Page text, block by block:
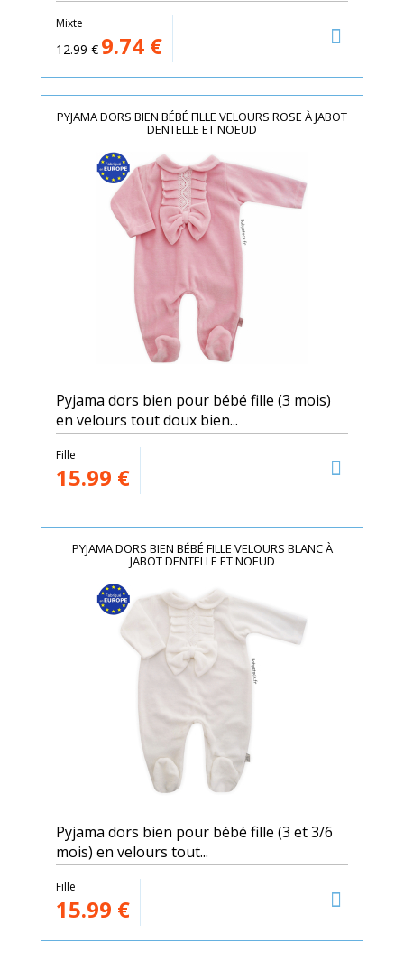
Mixte
12.99 € 9.74 €
PYJAMA DORS BIEN BÉBÉ FILLE VELOURS ROSE À JABOT
DENTELLE ET NOEUD
Pyjama dors bien pour bébé fille (3 mois)
en velours tout doux bien...
Fille
15.99 €
PYJAMA DORS BIEN BÉBÉ FILLE VELOURS BLANC À
JABOT DENTELLE ET NOEUD
Pyjama dors bien pour bébé fille (3 et 3/6
mois) en velours tout...
Fille
15.99 €